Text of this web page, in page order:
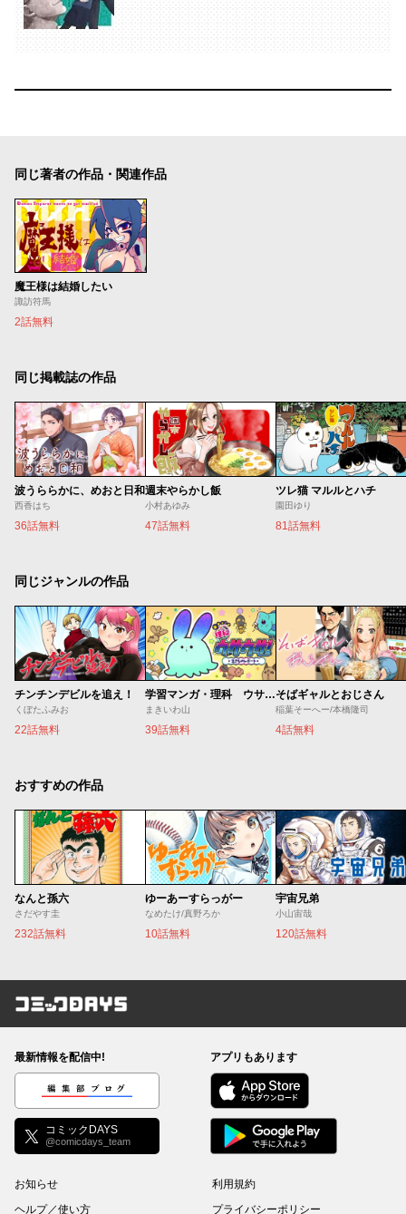
同じ著者の作品・関連作品
魔王様は結婚したい
諏訪符馬
2話無料
同じ掲載誌の作品
波うららかに、めおと日和
西香はち
36話無料
週末やらかし飯
小村あゆみ
47話無料
ツレ猫 マルルとハチ
園田ゆり
81話無料
同じジャンルの作品
チンチンデビルを追え！
くぼたふみお
22話無料
学習マンガ・理科 ウサウサ！
まきいわ山
39話無料
そばギャルとおじさん
稲葉そーへー/本橋隆司
4話無料
おすすめの作品
なんと孫六
さだやす圭
232話無料
ゆーあーすらっがー
なめたけ/真野ろか
10話無料
宇宙兄弟
小山宙哉
120話無料
コミックDAYS
最新情報を配信中!
編集部ブログ
コミックDAYS
@comicdays_team
アプリもあります
お知らせ
ヘルプ／使い方
利用規約
プライバシーポリシー